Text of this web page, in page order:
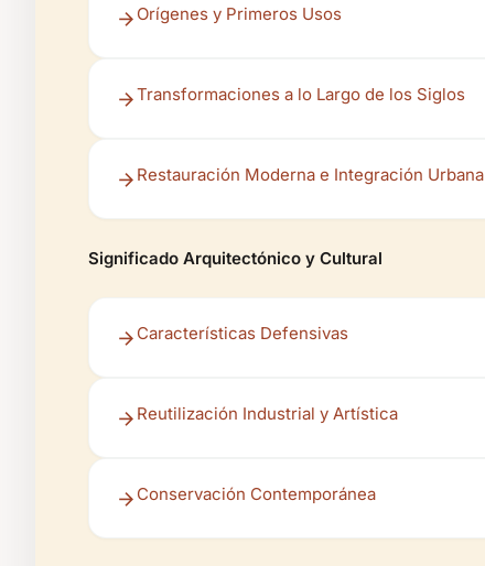
Orígenes y Primeros Usos
Transformaciones a lo Largo de los Siglos
Restauración Moderna e Integración Urbana
Significado Arquitectónico y Cultural
Características Defensivas
Reutilización Industrial y Artística
Conservación Contemporánea